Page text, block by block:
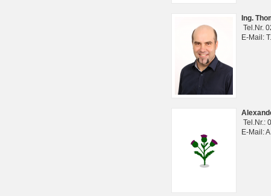
Ing.
Tel.Nr.
E-Mail:
Tel.Nr.:
E-Mail: